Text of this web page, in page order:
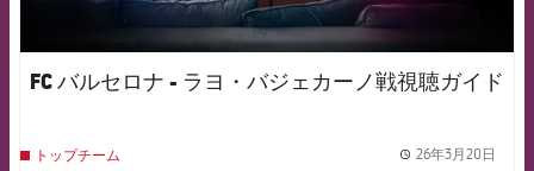
FC バルセロナ - ラヨ・バジェカーノ戦視聴ガイド
トップチーム 26年3月20日